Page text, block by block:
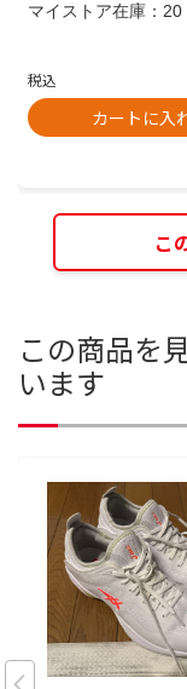
マイストア在庫： 20
税込
カートに入
こ
この商品を
います